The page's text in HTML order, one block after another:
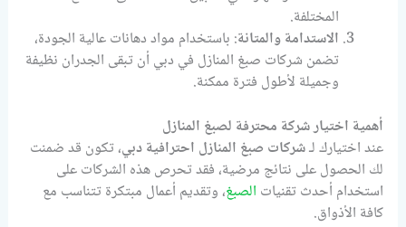
المختلفة.
الاستدامة والمتانة: باستخدام مواد دهانات عالية الجودة،
تضمن شركات صبغ المنازل في دبي أن تبقى الجدران نظيفة
وجميلة لأطول فترة ممكنة.
أهمية اختيار شركة محترفة لصبغ المنازل
عند اختيارك لـشركات صبغ المنازل احترافية دبي، تكون قد ضمنت
لك الحصول على نتائج مرضية، فقد تحرص هذه الشركات على
استخدام أحدث تقنيات الصبغ، وتقديم أعمال مبتكرة تتناسب مع
كافة الأذواق.